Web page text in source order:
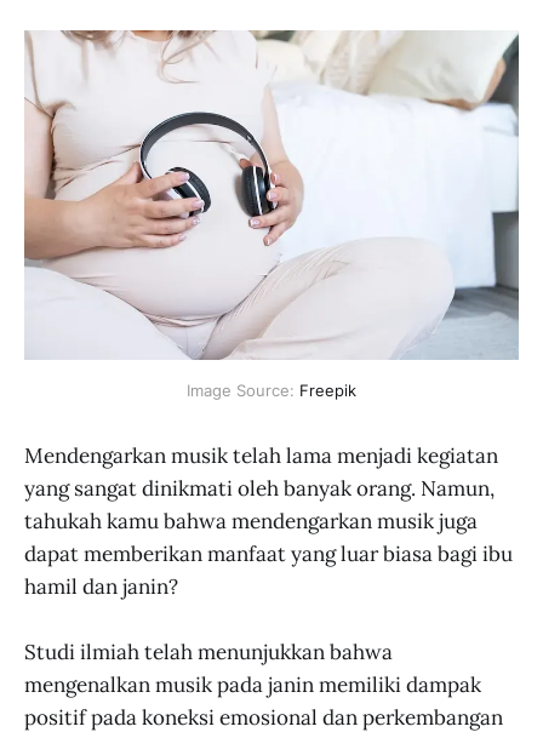
Image Source: Freepik
Mendengarkan musik telah lama menjadi kegiatan
yang sangat dinikmati oleh banyak orang. Namun,
tahukah kamu bahwa mendengarkan musik juga
dapat memberikan manfaat yang luar biasa bagi ibu
hamil dan janin?
Studi ilmiah telah menunjukkan bahwa
mengenalkan musik pada janin memiliki dampak
positif pada koneksi emosional dan perkembangan